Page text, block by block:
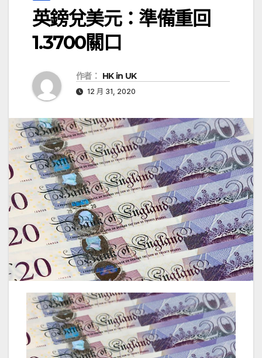
英鎊兌美元：準備重回
1.3700關口
作者： HK in UK
12 月 31, 2020